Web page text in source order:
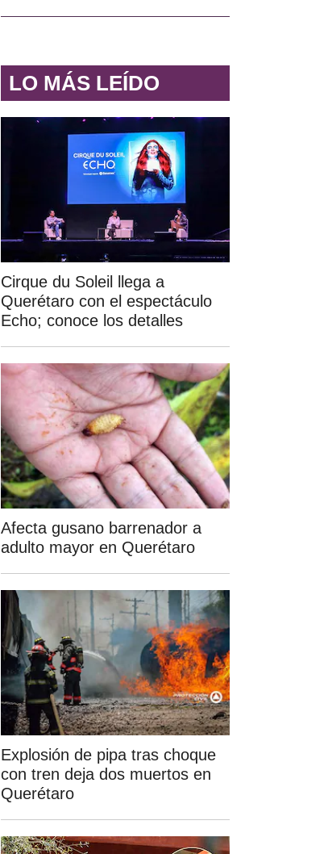
LO MÁS LEÍDO
Cirque du Soleil llega a
Querétaro con el espectáculo
Echo; conoce los detalles
Afecta gusano barrenador a
adulto mayor en Querétaro
Explosión de pipa tras choque
con tren deja dos muertos en
Querétaro